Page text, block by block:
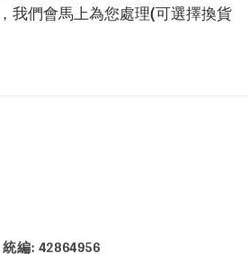
我們會馬上為您處理(可選擇換貨
編: 42864956